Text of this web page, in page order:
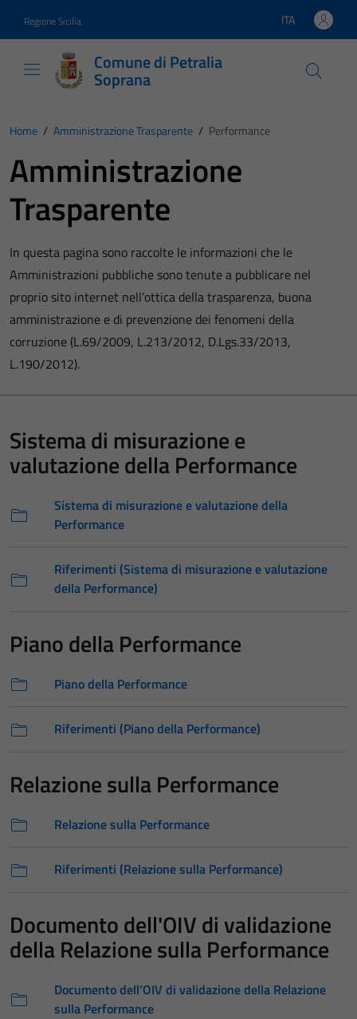
Regione Sicilia Lingua attiva:
ITA
Comune di Petralia
Soprana
Home / Amministrazione Trasparente / Performance
Amministrazione
Trasparente
In questa pagina sono raccolte le informazioni che le
Amministrazioni pubbliche sono tenute a pubblicare nel
proprio sito internet nell’ottica della trasparenza, buona
amministrazione e di prevenzione dei fenomeni della
corruzione (L.69/2009, L.213/2012, D.Lgs.33/2013,
L.190/2012).
Sistema di misurazione e
valutazione della Performance
Sistema di misurazione e valutazione della
Performance
Riferimenti (Sistema di misurazione e valutazione
della Performance)
Piano della Performance
Piano della Performance
Riferimenti (Piano della Performance)
Relazione sulla Performance
Relazione sulla Performance
Riferimenti (Relazione sulla Performance)
Documento dell'OIV di validazione
della Relazione sulla Performance
Documento dell’OIV di validazione della Relazione
sulla Performance